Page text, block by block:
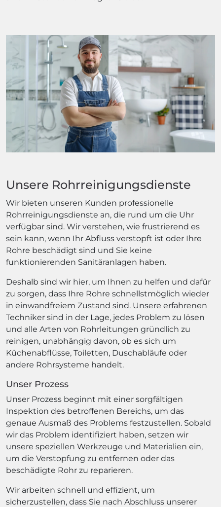
Unsere Rohrreinigungsdienste
Wir bieten unseren Kunden professionelle
Rohrreinigungsdienste an, die rund um die Uhr
verfügbar sind. Wir verstehen, wie frustrierend es
sein kann, wenn Ihr Abfluss verstopft ist oder Ihre
Rohre beschädigt sind und Sie keine
funktionierenden Sanitäranlagen haben.
Deshalb sind wir hier, um Ihnen zu helfen und dafür
zu sorgen, dass Ihre Rohre schnellstmöglich wieder
in einwandfreiem Zustand sind. Unsere erfahrenen
Techniker sind in der Lage, jedes Problem zu lösen
und alle Arten von Rohrleitungen gründlich zu
reinigen, unabhängig davon, ob es sich um
Küchenabflüsse, Toiletten, Duschabläufe oder
andere Rohrsysteme handelt.
Unser Prozess
Unser Prozess beginnt mit einer sorgfältigen
Inspektion des betroffenen Bereichs, um das
genaue Ausmaß des Problems festzustellen. Sobald
wir das Problem identifiziert haben, setzen wir
unsere speziellen Werkzeuge und Materialien ein,
um die Verstopfung zu entfernen oder das
beschädigte Rohr zu reparieren.
Wir arbeiten schnell und effizient, um
sicherzustellen, dass Sie nach Abschluss unserer